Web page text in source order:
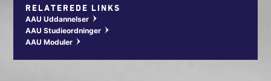
RELATEREDE LINKS
AAU Uddannelser w
AAU Studieordninger w
AAU Moduler w